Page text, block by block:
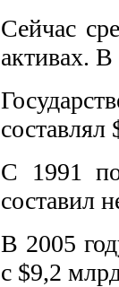
Сейчас
активах.
составлял
С 1991
составил
В 2005
с $9,2